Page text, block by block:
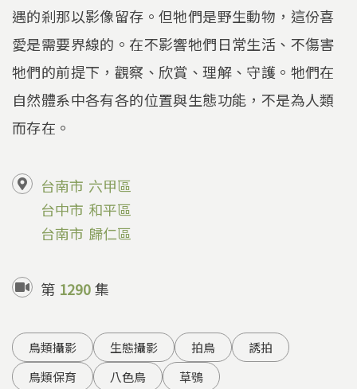
遇的剎那以影像留存。但牠們是野生動物，這份喜
愛是需要界線的。在不影響牠們日常生活、不傷害
牠們的前提下，觀察、欣賞、理解、守護。牠們在
自然體系中各有各的位置與生態功能，不是為人類
而存在。
台南市 六甲區
台中市 和平區
台南市 歸仁區
第 1290集
鳥類攝影 生態攝影 拍鳥
誘拍
鳥類保育
八色鳥 草鴞